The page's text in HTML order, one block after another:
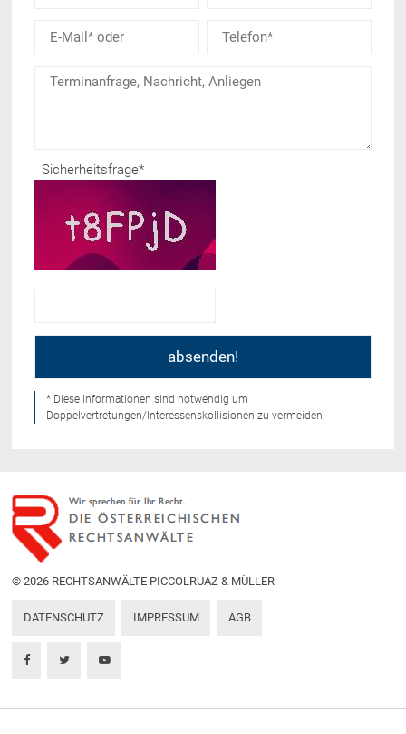
Sicherheitsfrage*
* Diese Informationen sind notwendig um
Doppelvertretungen/Interessenskollisionen zu vermeiden.
© 2026 RECHTSANWÄLTE PICCOLRUAZ & MÜLLER
DATENSCHUTZ IMPRESSUM AGB